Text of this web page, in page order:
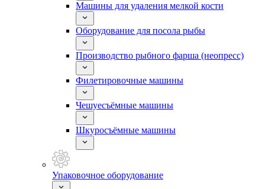
Машины для удаления мелкой кости
Оборудование для посола рыбы
Производство рыбного фарша (неопресс)
Филетировочные машины
Чешуесъёмные машины
Шкуросъёмные машины
Упаковочное оборудование